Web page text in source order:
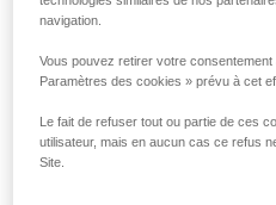
navigation.
Vous pouvez retirer votre
Paramètres des cookies » prévu à cet
Le fait de refuser tout ou partie de ces
utilisateur, mais en aucun cas ce refus
Site.